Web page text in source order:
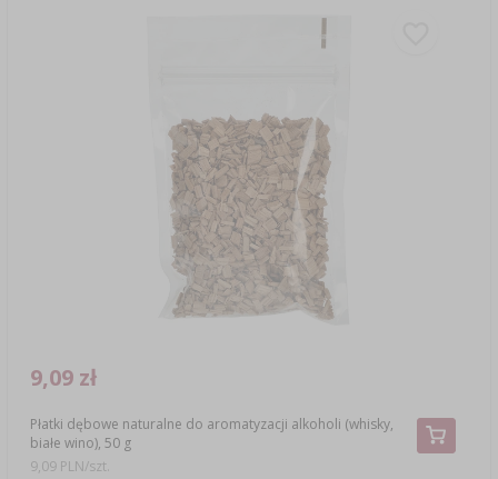
Płatki dębowe naturalne do aromatyzacji alkoholi (whisky,
białe wino), 50 g
9,09 zł
9,09 PLN/szt.